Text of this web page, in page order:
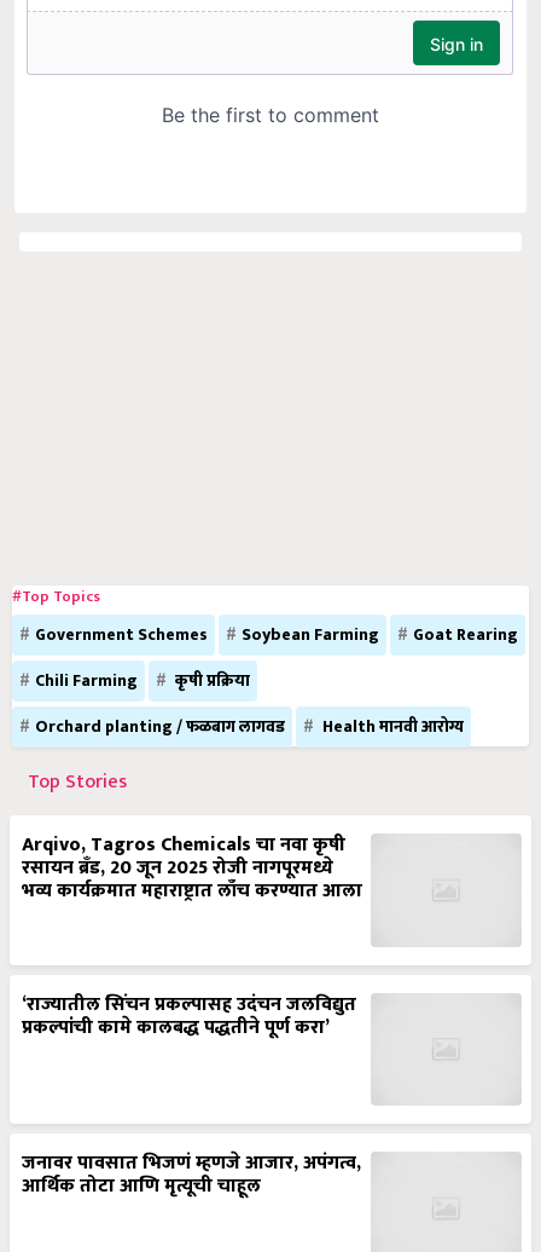
#Top Topics
Government Schemes Soybean Farming
Goat Rearing
Chili Farming
कृषी प्रक्रिया
Orchard planting / फळबाग लागवड
Health मानवी आरोग्य
Top Stories
Arqivo, Tagros Chemicals चा नवा कृषी
रसायन ब्रँड, 20 जून 2025 रोजी नागपूरमध्ये
भव्य कार्यक्रमात महाराष्ट्रात लाँच करण्यात आला
‘राज्यातील सिंचन प्रकल्पासह उदंचन जलविद्युत
प्रकल्पांची कामे कालबद्ध पद्धतीने पूर्ण करा’
जनावर पावसात भिजणं म्हणजे आजार, अपंगत्व,
आर्थिक तोटा आणि मृत्यूची चाहूल